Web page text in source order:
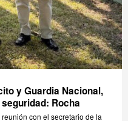
y Guardia Nacional,
Rocha
con el secretario de la